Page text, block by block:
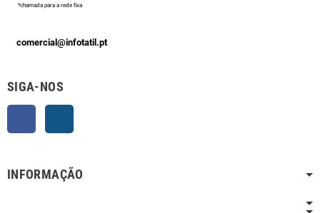
*chamada para a rede fixa
comercial@infotatil.pt
SIGA-NOS
INFORMAÇÃO